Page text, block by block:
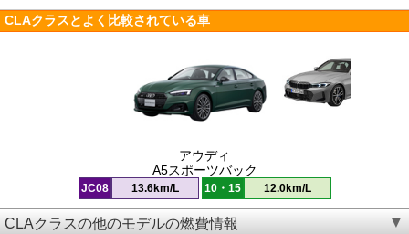
CLAクラスとよく比較されている車
アウディ
A5スポーツバック
JC08 13.6km/L 10・15 12.0km/L
CLAクラスの他のモデルの燃費情報